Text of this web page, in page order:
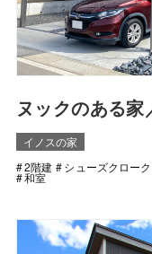
ヌックのある
イノスの家
2階建
シューズクローク
和室